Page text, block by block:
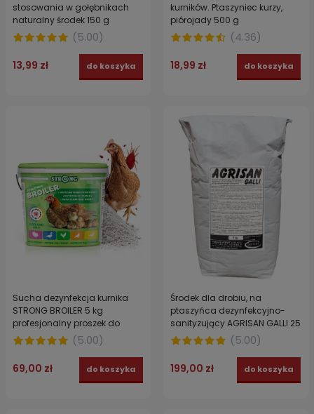
stosowania w gołębnikach
naturalny środek 150 g
(5.00)
13,99 zł do koszyka
kurników. Ptaszyniec kurzy,
piórojady 500 g
(4.36)
18,99 zł do koszyka
Sucha dezynfekcja kurnika
STRONG BROILER 5 kg
profesjonalny proszek do
dezynfekcji kurnika - działa
parazytobójczo na ptaszyńce
(5.00)
69,00 zł do koszyka
Środek dla drobiu, na
ptaszyńca dezynfekcyjno-
sanityzujący AGRISAN GALLI 25
kg
(5.00)
199,00 zł do koszyka